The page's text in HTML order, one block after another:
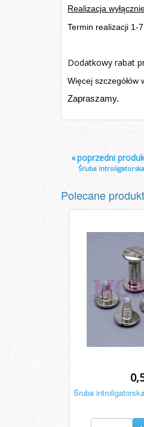
Realizacja
Termin realizacji 1-
Dodatkowy rabat
Więcej szczegółów
Zapraszamy.
«poprzedni
Śruba
Polecane
Śruba